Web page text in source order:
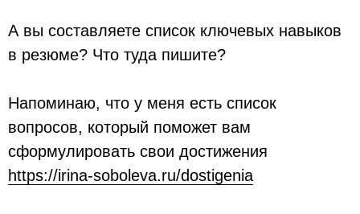
А вы составляете список ключевых навыков
в резюме? Что туда пишите?
Напоминаю, что у меня есть список
вопросов, который поможет вам
сформулировать свои достижения
https://irina-soboleva.ru/dostigenia